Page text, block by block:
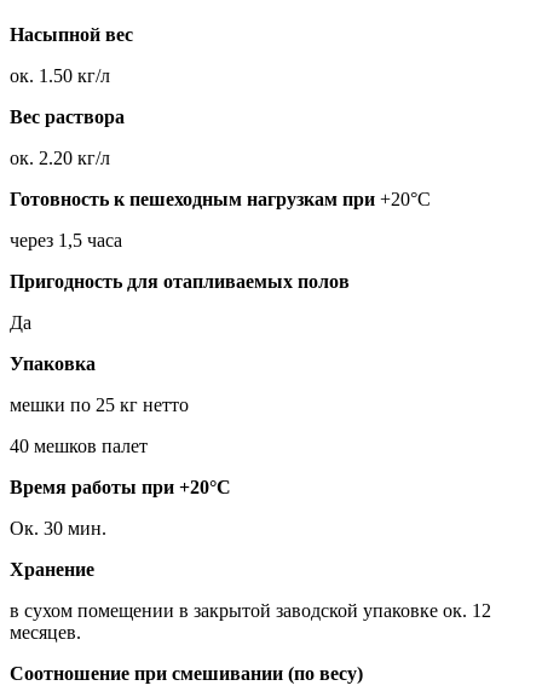
Насыпной вес
ок. 1.50 кг/л
Вес раствора
ок. 2.20 кг/л
Готовность к пешеходным нагрузкам при +20°C
через 1,5 часа
Пригодность для отапливаемых полов
Да
Упаковка
мешки по 25 кг нетто
40 мешков палет
Время работы при +20°C
Ок. 30 мин.
Хранение
в сухом помещении в закрытой заводской упаковке ок. 12
месяцев.
Соотношение при смешивании (по весу)